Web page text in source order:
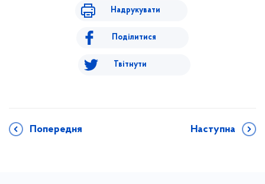
Надрукувати
Поділитися
Твітнути
Попередня Наступна